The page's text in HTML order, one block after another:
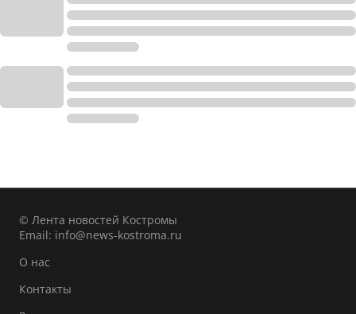
© Лента новостей Костромы
Email: info@news-kostroma.ru
О нас
Контакты